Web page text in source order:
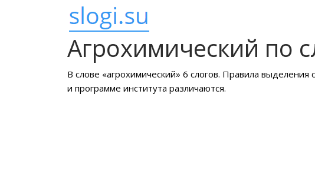
Агрохимический по
В слове «агрохимический» 6 слогов. Правила
и программе института различаются.